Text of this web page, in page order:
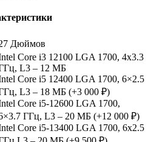
Дюймов
Core i3 12100 LGA 1700, 4х3.3
L3 – 12 МБ
Core i5 12400 LGA 1700, 6×2.5
L3 – 18 МБ (+3 000 ₽)
Core i5-12600 LGA 1700,
ГГц, L3 – 20 МБ (+12 000 ₽)
Core i5-13400 LGA 1700, 6х2.5